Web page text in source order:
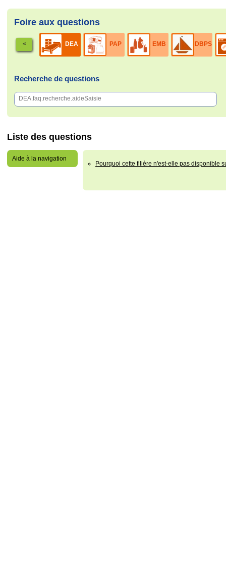
Foire aux questions
<
VHU DEA PAP EMB DBPS
Recherche de questions
Liste des questions
Aide à la navigation
Pourquoi cette filière n'est-elle pas disponible